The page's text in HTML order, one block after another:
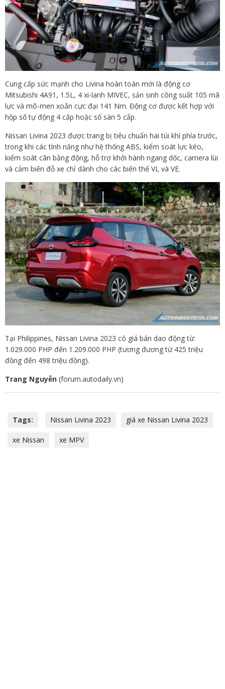
Cung cấp sức mạnh cho Livina hoàn toàn mới là động cơ
Mitsubishi 4A91, 1.5L, 4 xi-lanh MIVEC, sản sinh công suất 105 mã
lực và mô-men xoắn cực đại 141 Nm. Động cơ được kết hợp với
hộp số tự động 4 cấp hoặc số sàn 5 cấp.
Nissan Livina 2023 được trang bị tiêu chuẩn hai túi khí phía trước,
trong khi các tính năng như hệ thống ABS, kiểm soát lực kéo,
kiểm soát cân bằng động, hỗ trợ khởi hành ngang dốc, camera lùi
và cảm biến đỗ xe chỉ dành cho các biến thể VL và VE.
Tại Philippines, Nissan Livina 2023 có giá bán dao động từ:
1.029.000 PHP đến 1.209.000 PHP (tương đương từ 425 triệu
đồng đến 498 triệu đồng).
Trang Nguyễn (forum.autodaily.vn)
Tags: Nissan Livina 2023 giá xe Nissan Livina 2023
xe Nissan xe MPV